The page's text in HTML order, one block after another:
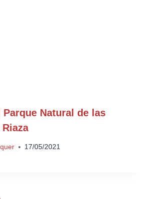
Parque Natural de las
17/05/2021